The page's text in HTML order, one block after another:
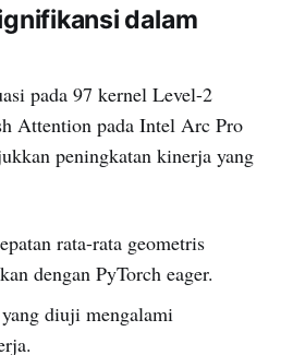
dalam
pada 97 kernel Level-2
Attention pada Intel Arc Pro
peningkatan kinerja yang
rata-rata geometris
dengan PyTorch eager.
diuji mengalami